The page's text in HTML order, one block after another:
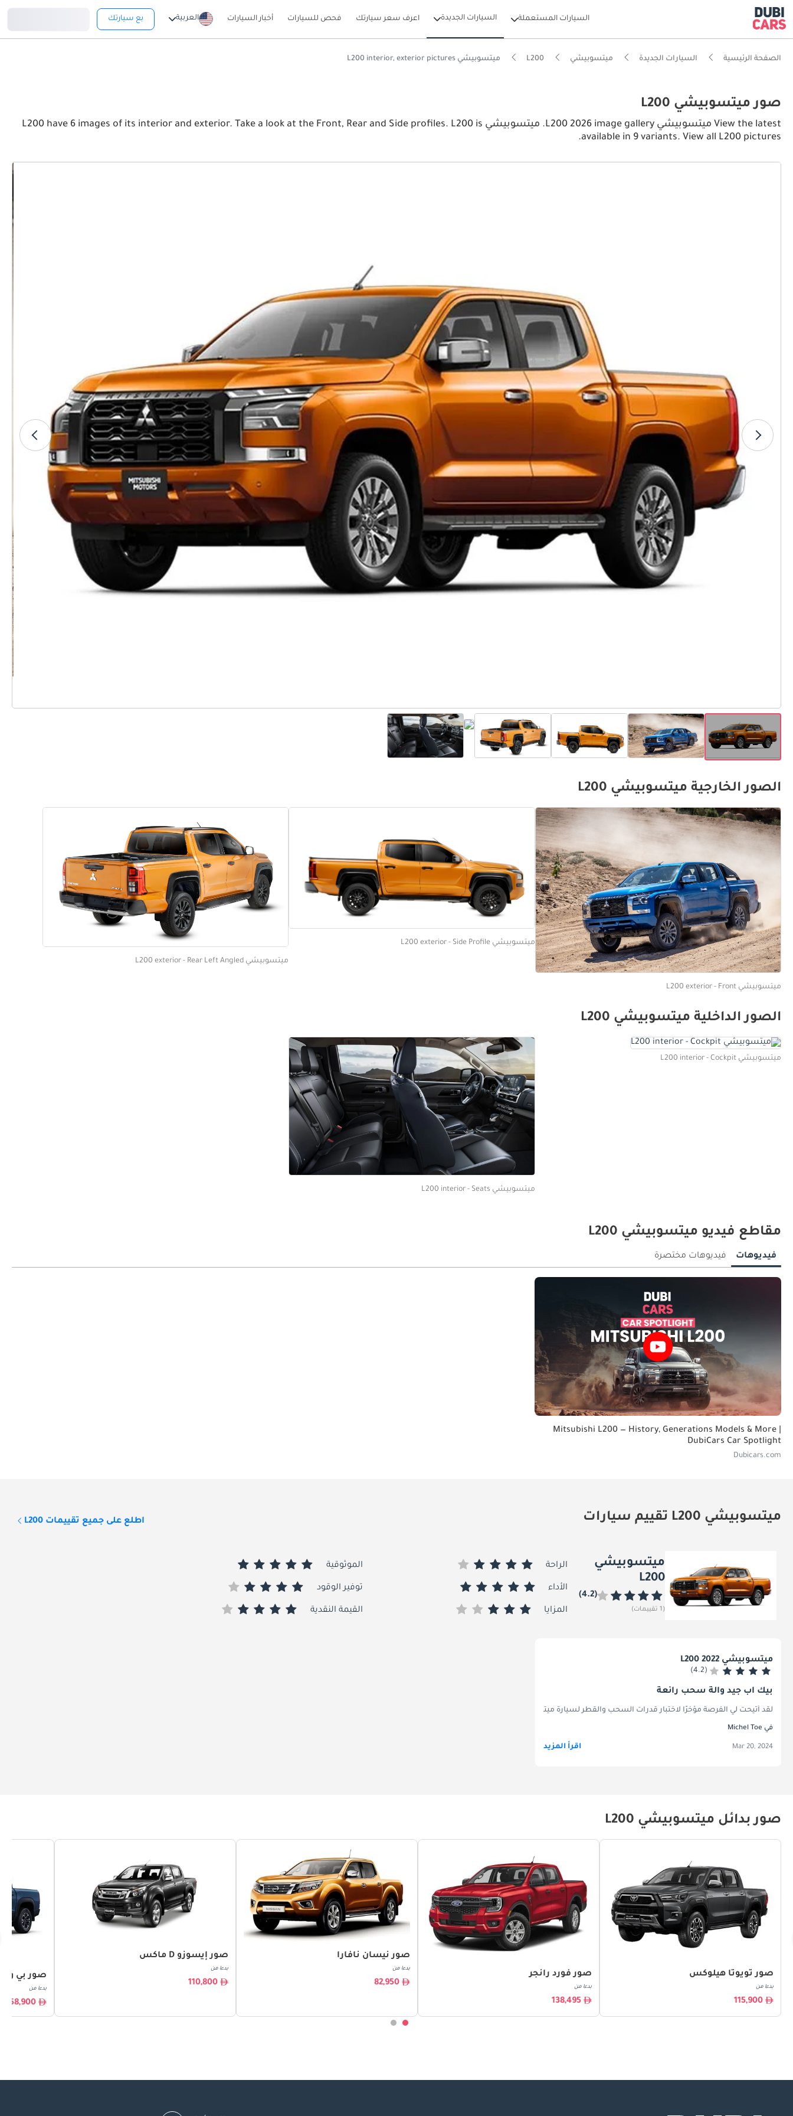
السيارات المستعملة السيارات الجديدة اعرف سعر سيارتك فحص للسيارات أخبار السيارات العربية بع سيارتك
الصفحة الرئيسية السيارات الجديدة ميتسوبيشي L200 ميتسوبيشي L200 interior, exterior pictures
صور ميتسوبيشي L200
View the latest ميتسوبيشي L200 2026 image gallery. ميتسوبيشي L200 have 6 images of its interior and exterior. Take a look at the Front, Rear and Side profiles. L200 is
available in 9 variants. View all L200 pictures.
الصور الخارجية ميتسوبيشي L200
ميتسوبيشي L200 exterior - Front
ميتسوبيشي L200 exterior - Side Profile
ميتسوبيشي L200 exterior - Rear Left Angled
الصور الداخلية ميتسوبيشي L200
ميتسوبيشي L200 interior - Cockpit
ميتسوبيشي L200 interior - Seats
مقاطع فيديو ميتسوبيشي L200
فيديوهات فيديوهات مختصرة
Mitsubishi L200 — History, Generations Models & More |
DubiCars Car Spotlight
Dubicars.com
ميتسوبيشي L200 تقييم سيارات اطلع على جميع تقييمات L200
ميتسوبيشي
L200
(4.2)
(1 تقييمات)
الراحة الموثوقية
الأداء توفير الوقود
المزايا القيمة النقدية
ميتسوبيشي L200 2022
(4.2)
بيك اب جيد وآلة سحب رائعة
لقد أتيحت لي الفرصة مؤخرًا لاختبار قدرات السحب والقطر لسيارة ميتسوبيشي L200، وكانت تجربة مرضية بشكل لا يصدق. أثبت L200 أنه العمود الفقري القوي، حيث يمكنه التعامل بسهولة مع الأحمال الثقيلة والمقطورات. قدرتها على القطر مثيرة للإعجاب، مما يسمح لي بسحب أشياء كبيرة دون أي ضغط على المحرك. وكان استقرار السيارة والتحكم فيها، حتى عندما تكون محملة بالكامل، رائعاً، مما يوفر شعوراً بالأمان والثقة على الطريق. لقد جعل ناقل الحركة السلس وتوصيل الطاقة تجربة القيادة ممتعة، حتى عند التنقل عبر التضاريس الصعبة. سواء كان ذلك للعمل أو لمشروع عطلة نهاية الأسبوع، أظهرت ميتسوبيشي L200 أداءً متميزًا وموثوقية في القطر والنقل، مما يجعلها خيارًا ممتازًا لأي شخص يحتاج إلى سيارة متعددة الاستخدامات يمكن الاعتماد عليها.
في Michel Toe
Mar 20, 2024 اقرأ المزيد
صور بدائل ميتسوبيشي L200
صور تويوتا هيلوكس
بدءا من
115,900
صور فورد رانجر
بدءا من
138,495
صور نيسان نافارا
بدءا من
82,950
صور إيسوزو D ماكس
بدءا من
110,800
صور بي
بدءا من
158,900